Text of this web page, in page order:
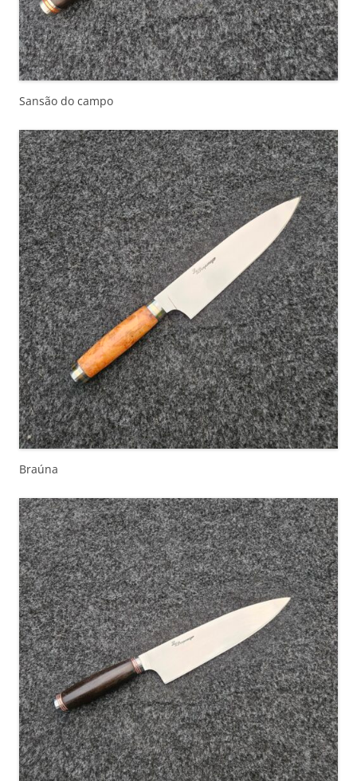
Sansão do campo
Braúna